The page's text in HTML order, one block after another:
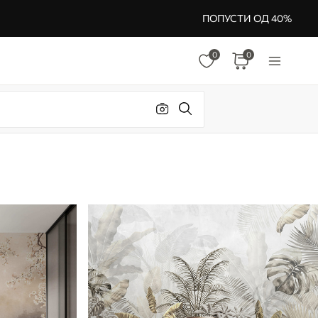
ПОПУСТИ ОД 40%
0 0